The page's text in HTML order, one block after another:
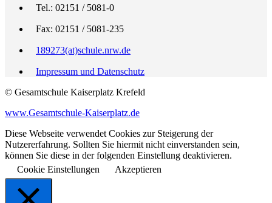
Tel.: 02151 / 5081-0
Fax: 02151 / 5081-235
189273(at)schule.nrw.de
Impressum und Datenschutz
© Gesamtschule Kaiserplatz Krefeld
www.Gesamtschule-Kaiserplatz.de
Diese Webseite verwendet Cookies zur Steigerung der
Nutzererfahrung. Sollten Sie hiermit nicht einverstanden sein,
können Sie diese in der folgenden Einstellung deaktivieren.
Cookie Einstellungen
Akzeptieren